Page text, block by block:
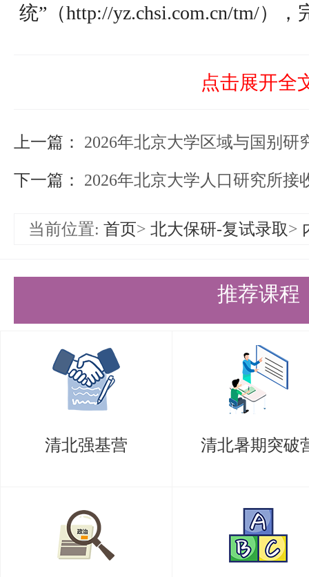
统”（http://yz.chsi.com.cn/tm/）
试研究生 复试安排及复试名单】
需要说的是，考清北竞争大，压
持。盛世清北-清北考研集训营，
造，有清北先行营、清北强基营
可选择，清北学长领学，班主任
巧，专项技能拔高，学员遍布清
清北。
更多清北考研备考资料及清北考
点击展开全
上一篇： 2026年北京大学区域与国别研究院推
下一篇： 2026年北京大学人口研究所接收推
当前位置: 首页> 北大保研-复试录取>
推荐课程
清北强基营 清北暑期突破